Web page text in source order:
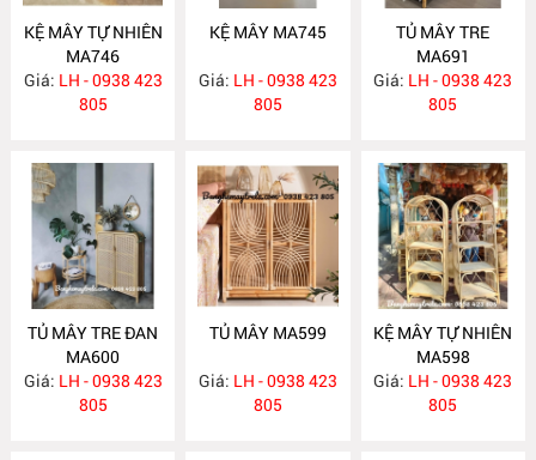
KỆ MÂY TỰ NHIÊN
MA746
Giá: LH - 0938 423
805
KỆ MÂY MA745
Giá: LH - 0938 423
805
TỦ MÂY TRE
MA691
Giá: LH - 0938 423
805
TỦ MÂY TRE ĐAN
MA600
Giá: LH - 0938 423
805
TỦ MÂY MA599
Giá: LH - 0938 423
805
KỆ MÂY TỰ NHIÊN
MA598
Giá: LH - 0938 423
805